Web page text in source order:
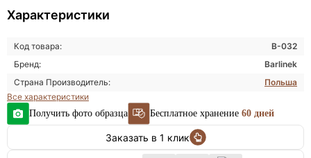
Характеристики
Код товара:
В-032
Бренд:
Barlinek
Страна Производитель:
Польша
Все характеристики
Получить фото образца
Бесплатное хранение 60 дней
Заказать в 1 клик